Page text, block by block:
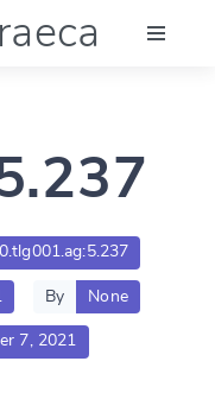
By None
7, 2021